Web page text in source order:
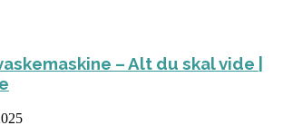
– Alt du skal vide |